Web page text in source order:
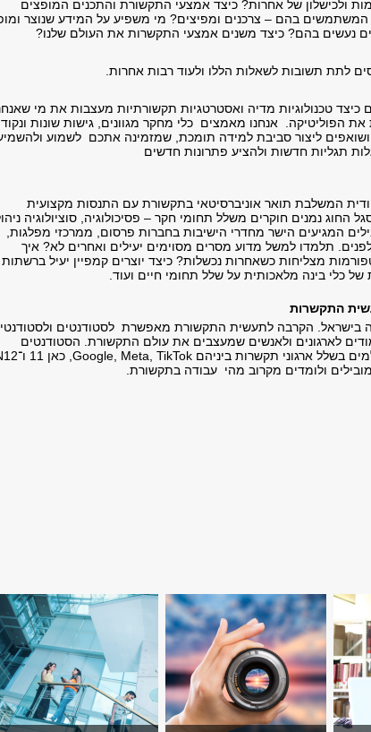
ולכישלון של אחרות? כיצד אמצעי התקשורת והתכנים המופצים
בהם – צרכנים ומפיצים? מי משפיע על המידע שנוצר
נעשים בהם? כיצד משנים אמצעי התקשרות את העולם שלנו?
לתת תשובות לשאלות הללו ולעוד רבות אחרות.
כיצד טכנולוגיות מדיה ואסטרטגיות תקשורתיות מעצבות את מי
הפוליטיקה. אנחנו מאמצים כלי מחקר מגוונים, גישות שונות
ליצור סביבת למידה תומכת, שמזמינה אתכם לשמוע
תגליות חדשות ולהציע פתרונות חדשים
המשלבת תואר אוניברסיטאי בתקשורת עם התנסות מקצועית
החוג נמנים חוקרים משלל תחומי חקר – פסיכולוגיה, סוציולוגיה
המגיעים הישר מחדרי הישיבות בחברות פרסום, ממרכזי מפלגות,
תלמדו למשל מדוע מסרים מסוימים יעילים ואחרים לא? איך
מצליחות כשאחרות נכשלות? כיצד יוצרים קמפיין יעיל ברשתות
כלי בינה מלאכותית על שלל תחומי חיים ועוד.
התקשרות
בישראל. הקרבה לתעשית התקשורת מאפשרת לסטודנטים
לארגונים ולאנשים שמעצבים את עולם התקשורת. הסטודנטים
ולומדים מקרוב מהי עבודה בתקשורת.